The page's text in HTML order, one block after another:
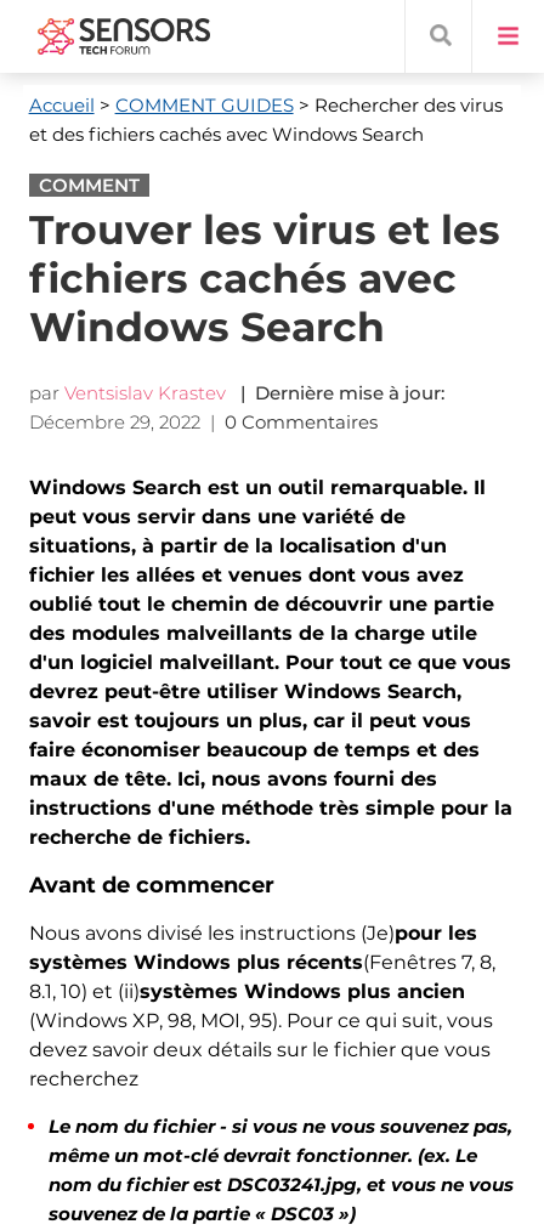
Accueil > COMMENT GUIDES> Rechercher des virus
et des fichiers cachés avec Windows Search
COMMENT
Trouver les virus et les
fichiers cachés avec
Windows Search
par Ventsislav Krastev
| Dernière mise à jour:
Décembre 29, 2022| 0 Commentaires
Windows Search est un outil remarquable. Il
peut vous servir dans une variété de
situations, à partir de la localisation d'un
fichier les allées et venues dont vous avez
oublié tout le chemin de découvrir une partie
des modules malveillants de la charge utile
d'un logiciel malveillant. Pour tout ce que vous
devrez peut-être utiliser Windows Search,
savoir est toujours un plus, car il peut vous
faire économiser beaucoup de temps et des
maux de tête. Ici, nous avons fourni des
instructions d'une méthode très simple pour la
recherche de fichiers.
Avant de commencer
Nous avons divisé les instructions (Je)pour les
systèmes Windows plus récents(Fenêtres 7, 8,
8.1, 10) et (ii)systèmes Windows plus ancien
(Windows XP, 98, MOI, 95). Pour ce qui suit, vous
devez savoir deux détails sur le fichier que vous
recherchez
Le nom du fichier - si vous ne vous souvenez pas,
même un mot-clé devrait fonctionner. (ex. Le
nom du fichier est DSC03241.jpg, et vous ne vous
souvenez de la partie « DSC03 »)